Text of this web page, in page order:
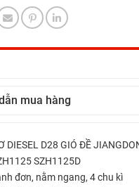
mua hàng
DIESEL D28 GIÓ ĐỀ
SZH1125D
đơn, nằm ngang, 4 chu kì